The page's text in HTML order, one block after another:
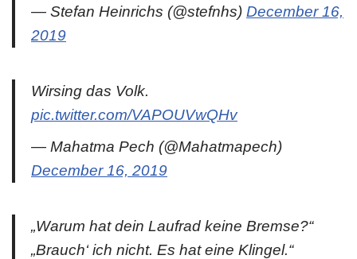
— Stefan Heinrichs (@stefnhs) December 16,
2019
Wirsing das Volk.
pic.twitter.com/VAPOUVwQHv
— Mahatma Pech (@Mahatmapech)
December 16, 2019
„Warum hat dein Laufrad keine Bremse?“
„Brauch‘ ich nicht. Es hat eine Klingel.“